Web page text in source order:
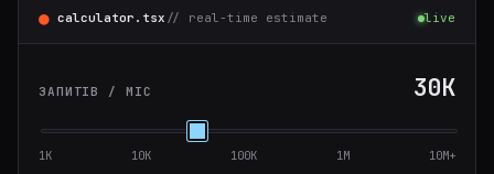
● calculator.tsx // real-time estimate live
ЗАПИТІВ / МІС 30K
1K 10K 100K 1M 10M+